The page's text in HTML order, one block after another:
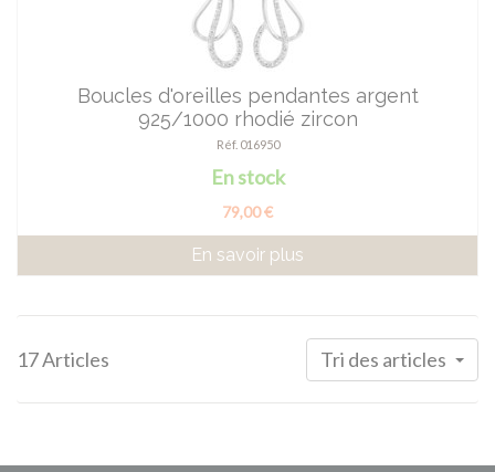
Boucles d'oreilles pendantes argent
925/1000 rhodié zircon
Réf. 016950
En stock
79,00 €
En savoir plus
17 Articles Tri des articles